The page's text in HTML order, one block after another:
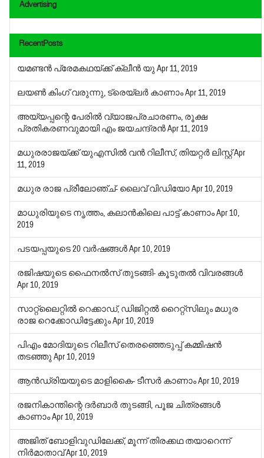
Advertising
RecentPosts
യമണ്ടന്‍ പ്രേമകഥയ്ക്ക് ക്ലീന്‍ യുApr 11, 2019
ലയണ്‍ കിംഗ് വരുന്നു, ട്രെയ്‌ലര്‍ കാണാംApr 11, 2019
അയ്യപ്പന്റെ പേരില്‍ വ്യാജപ്രചാരണം, രൂക്ഷ
പ്രതികരണവുമായി എം ജയചന്ദ്രന്‍Apr 11, 2019
മധുരരാജയ്ക്ക് യുഎസില്‍ വന്‍ റിലീസ്, തിയറ്റര്‍ ലിസ്റ്റ്Apr
11, 2019
മധുര രാജ പ്രീലോഞ്ച്- ലൈവ് വിഡിയോApr 10, 2019
മാധുരിയുടെ നൃത്തം, കലാന്‍കിലെ പാട്ട് കാണാംApr 10,
2019
പടയപ്പയുടെ 20 വര്‍ഷങ്ങള്‍Apr 10, 2019
രജിഷയുടെ ഫൈനല്‍സ് തുടങ്ങി- കൂടുതല്‍ വിവരങ്ങള്‍
Apr 10, 2019
സാറ്റ്‌ലൈറ്റില്‍ റെക്കാഡ്, ഡിജിറ്റല്‍ റൈറ്റ്‌സിലും മധുര
രാജ റെക്കോഡിട്ടേക്കുംApr 10, 2019
പിഎം മോദിയുടെ റിലീസ് തെരഞ്ഞെടുപ്പ് കമ്മിഷന്‍
തടഞ്ഞുApr 10, 2019
ആന്‍ഡ്രിയയുടെ മാളികൈ- ടീസര്‍ കാണാംApr 10, 2019
രജനികാന്തിന്റെ ദര്‍ബാര്‍ തുടങ്ങി, പൂജ ചിത്രങ്ങള്‍
കാണാംApr 10, 2019
അജിത് ബോളിവുഡിലേക്ക്, മൂന്ന് തിരക്കഥ തയാറെന്ന്
നിര്‍മാതാവ്Apr 10, 2019